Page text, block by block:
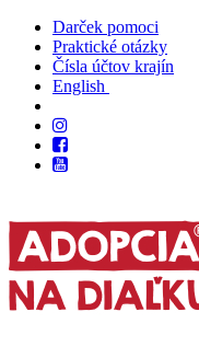
Darček pomoci
Praktické otázky
Čísla účtov krajín
English